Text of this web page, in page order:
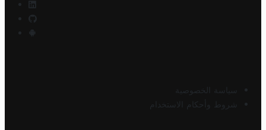
سياسة الخصوصية
شروط وأحكام الاستخدام